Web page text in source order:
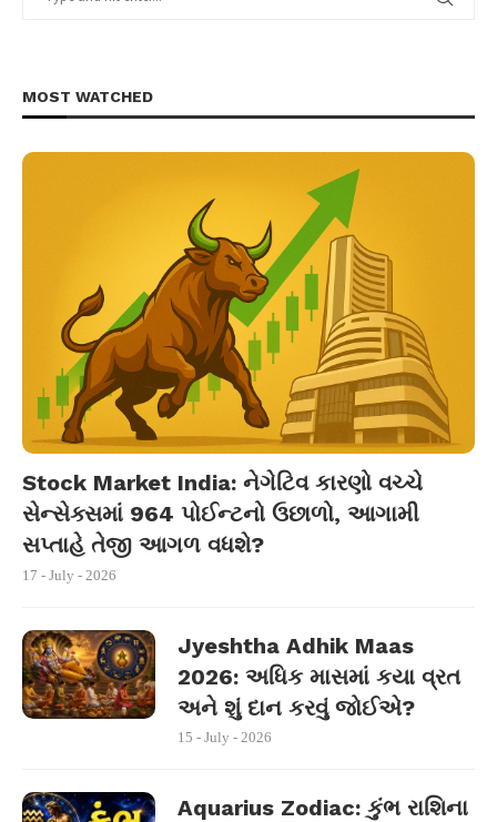
MOST WATCHED
Stock Market India: નેગેટિવ કારણો વચ્ચે
સેન્સેક્સમાં 964 પોઈન્ટનો ઉછાળો, આગામી
સપ્તાહે તેજી આગળ વધશે?
17 - July - 2026
Jyeshtha Adhik Maas
2026: અધિક માસમાં કયા વ્રત
અને શું દાન કરવું જોઈએ?
15 - July - 2026
Aquarius Zodiac: કુંભ રાશિના